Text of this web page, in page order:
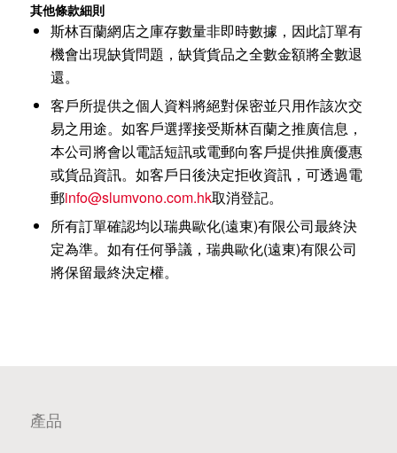
其他條款細則
斯林百蘭網店之庫存數量非即時數據，因此訂單有
機會出現缺貨問題，缺貨貨品之全數金額將全數退
還。
客戶所提供之個人資料將絕對保密並只用作該次交
易之用途。如客戶選擇接受斯林百蘭之推廣信息，
本公司將會以電話短訊或電郵向客戶提供推廣優惠
或貨品資訊。如客戶日後決定拒收資訊，可透過電
郵info@slumvono.com.hk取消登記。
所有訂單確認均以瑞典歐化(遠東)有限公司最終決
定為準。如有任何爭議，瑞典歐化(遠東)有限公司
將保留最終決定權。
產品